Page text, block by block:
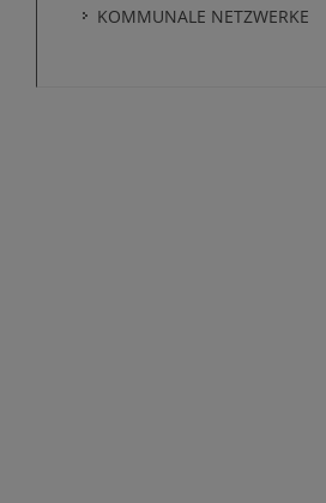
KOMMUNALE NETZWERKE